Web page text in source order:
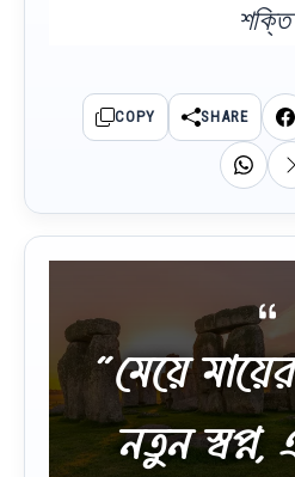
COPY SHARE
“মেয়ে
নতুন